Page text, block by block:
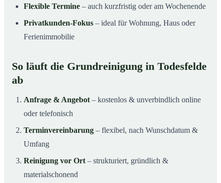
Flexible Termine – auch kurzfristig oder am Wochenende
Privatkunden-Fokus – ideal für Wohnung, Haus oder
Ferienimmobilie
So läuft die Grundreinigung in Todesfelde
ab
Anfrage & Angebot – kostenlos & unverbindlich online
oder telefonisch
Terminvereinbarung – flexibel, nach Wunschdatum &
Umfang
Reinigung vor Ort – strukturiert, gründlich &
materialschonend